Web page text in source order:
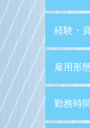
経験・
雇用形
勤務時間